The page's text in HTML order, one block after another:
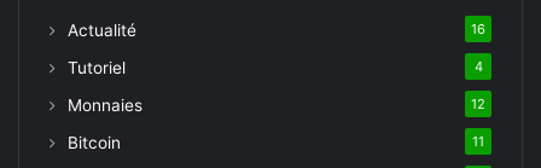
Actualité 16
Tutoriel 4
Monnaies 12
Bitcoin 11